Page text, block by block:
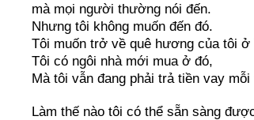
mà mọi người thường nói đến.
Nhưng tôi không muốn đến đó.
Tôi muốn trở về quê hương của tôi ở
Tôi có ngôi nhà mới mua ở đó,
Mà tôi vẫn đang phải trả tiền vay mỗi
Làm thế nào tôi có thể sẵn sàng